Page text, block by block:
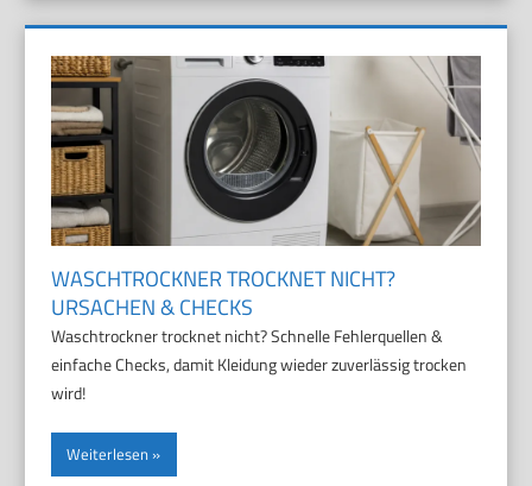
WASCHTROCKNER TROCKNET NICHT?
URSACHEN & CHECKS
Waschtrockner trocknet nicht? Schnelle Fehlerquellen &
einfache Checks, damit Kleidung wieder zuverlässig trocken
wird!
Weiterlesen